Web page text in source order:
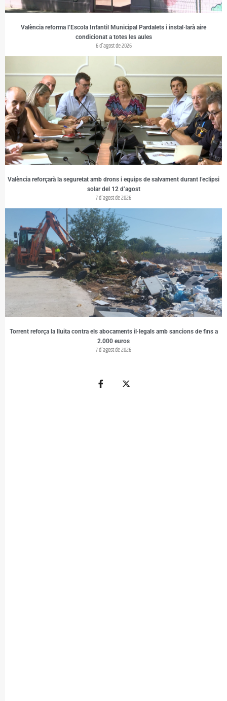
València reforma l’Escola Infantil Municipal Pardalets i instal·larà aire
condicionat a totes les aules
6 d'agost de 2026
València reforçarà la seguretat amb drons i equips de salvament durant l’eclipsi
solar del 12 d’agost
7 d'agost de 2026
Torrent reforça la lluita contra els abocaments il·legals amb sancions de fins a
2.000 euros
7 d'agost de 2026